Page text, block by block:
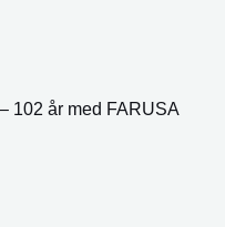
102 år med FARUSA